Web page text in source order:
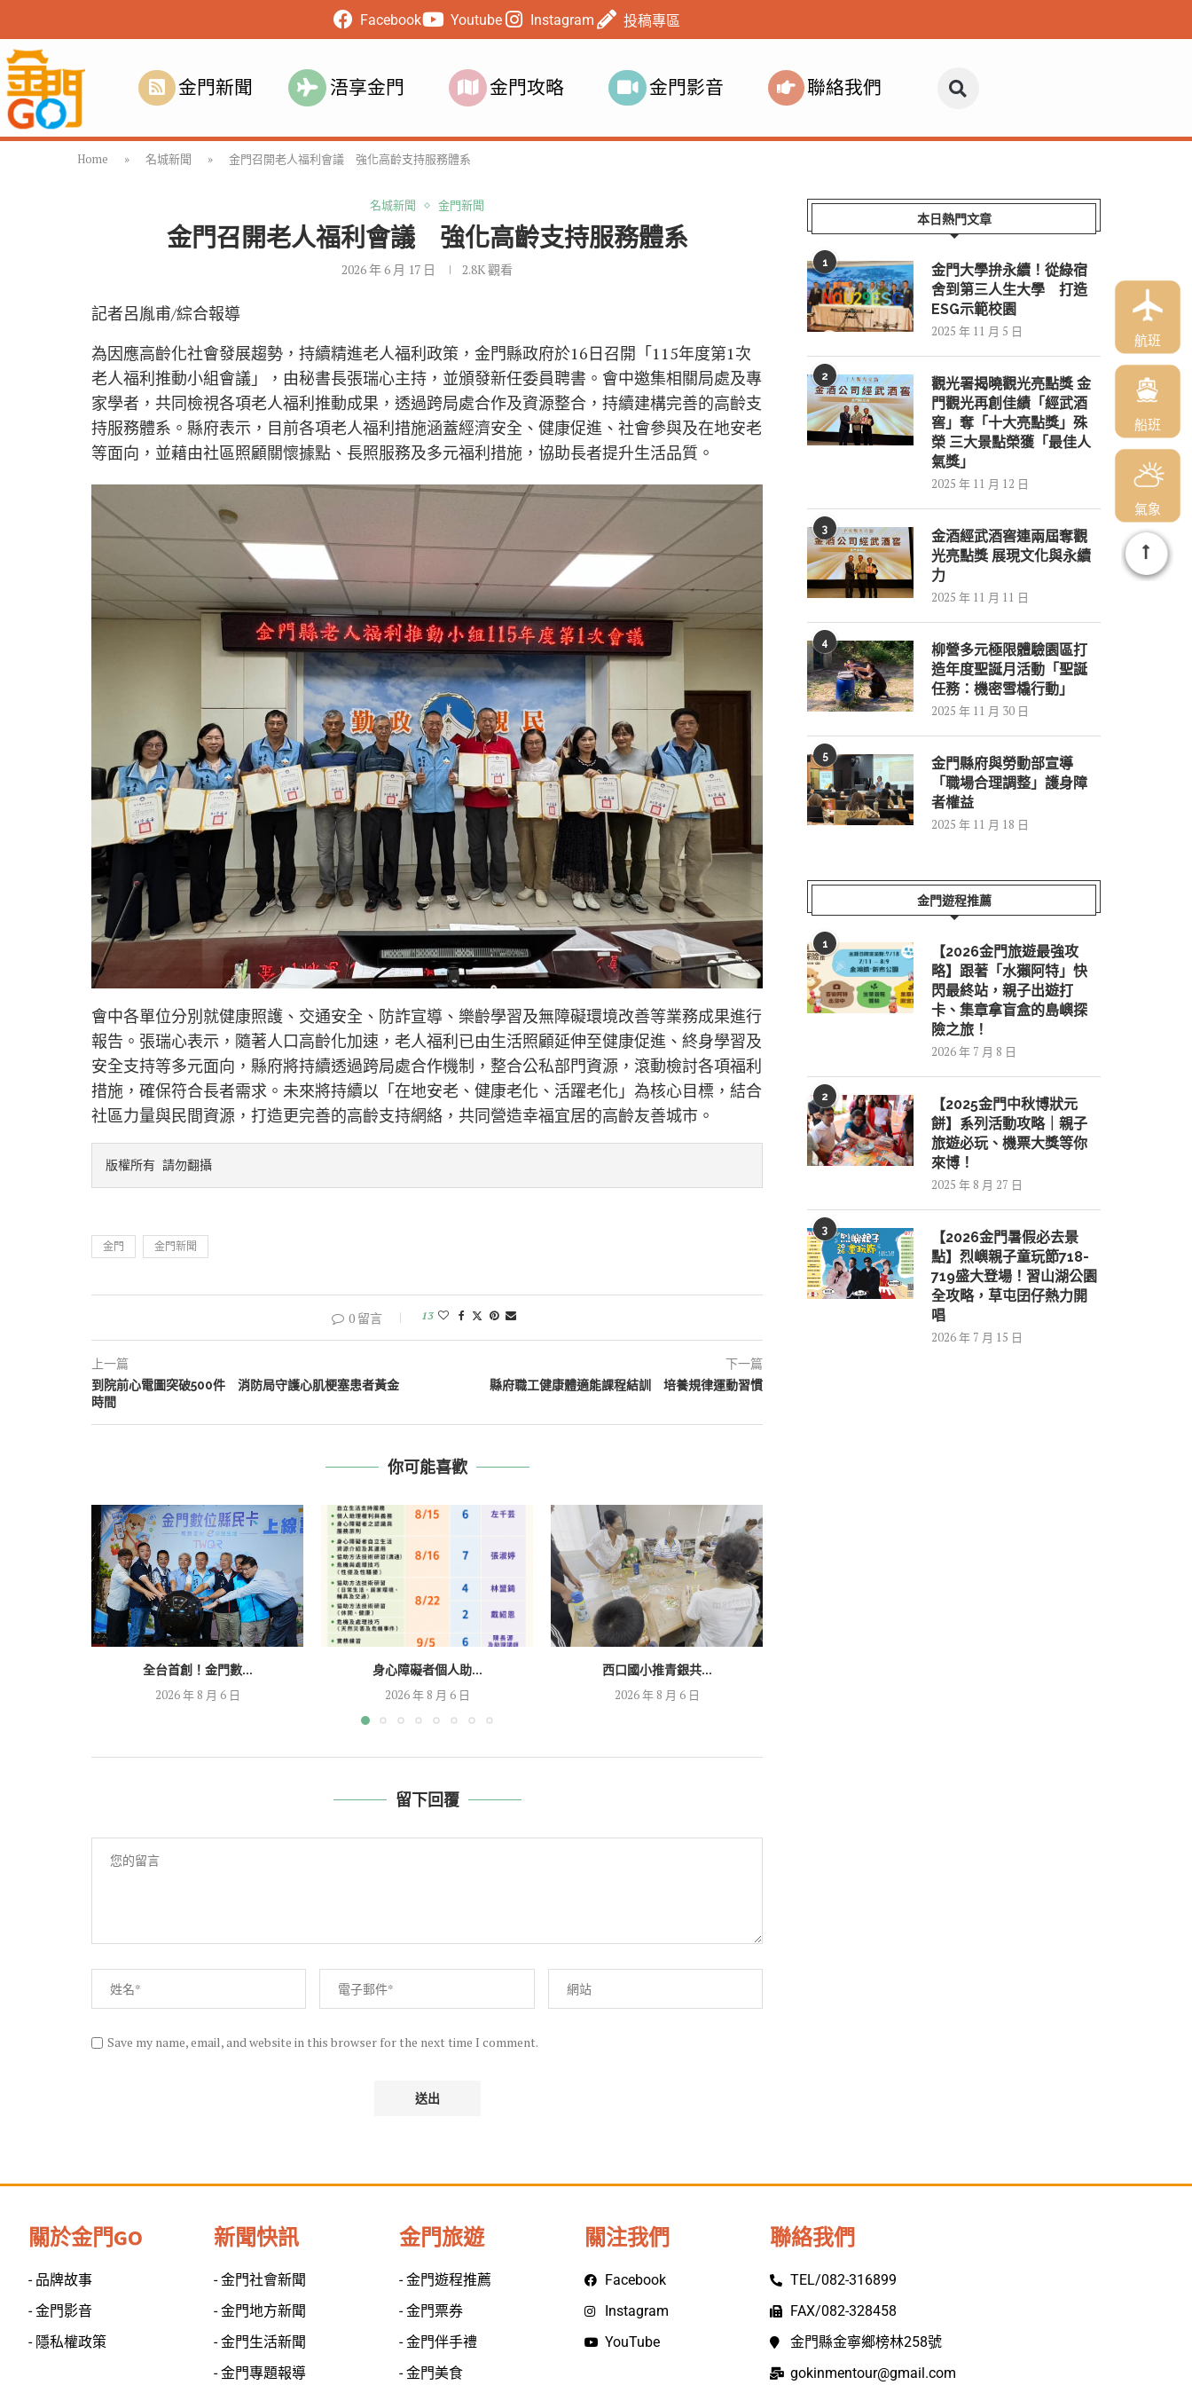
Facebook Youtube Instagram 投稿專區
金門新聞 浯享金門 金門攻略 金門影音 聯絡我們
Home » 名城新聞 » 金門召開老人福利會議 強化高齡支持服務體系
名城新聞 金門新聞
金門召開老人福利會議 強化高齡支持服務體系
2026 年 6 月 17 日 2.8K觀看
記者呂胤甫/綜合報導
為因應高齡化社會發展趨勢，持續精進老人福利政策，金門縣政府於16日召開「115年度第1次
老人福利推動小組會議」，由秘書長張瑞心主持，並頒發新任委員聘書。會中邀集相關局處及專
家學者，共同檢視各項老人福利推動成果，透過跨局處合作及資源整合，持續建構完善的高齡支
持服務體系。縣府表示，目前各項老人福利措施涵蓋經濟安全、健康促進、社會參與及在地安老
等面向，並藉由社區照顧關懷據點、長照服務及多元福利措施，協助長者提升生活品質。
會中各單位分別就健康照護、交通安全、防詐宣導、樂齡學習及無障礙環境改善等業務成果進行
報告。張瑞心表示，隨著人口高齡化加速，老人福利已由生活照顧延伸至健康促進、終身學習及
安全支持等多元面向，縣府將持續透過跨局處合作機制，整合公私部門資源，滾動檢討各項福利
措施，確保符合長者需求。未來將持續以「在地安老、健康老化、活躍老化」為核心目標，結合
社區力量與民間資源，打造更完善的高齡支持網絡，共同營造幸福宜居的高齡友善城市。
版權所有 請勿翻攝
金門 金門新聞
0 留言 13
上一篇
到院前心電圖突破500件 消防局守護心肌梗塞患者黃金
時間
下一篇
縣府職工健康體適能課程結訓 培養規律運動習慣
你可能喜歡
全台首創！金門數...
2026 年 8 月 6 日
身心障礙者個人助...
2026 年 8 月 6 日
西口國小推青銀共...
2026 年 8 月 6 日
留下回覆
Save my name, email, and website in this browser for the next time I comment.
本日熱門文章
1
金門大學拚永續！從綠宿
舍到第三人生大學 打造
ESG示範校園
2025 年 11 月 5 日
2
觀光署揭曉觀光亮點獎 金
門觀光再創佳績「經武酒
窖」奪「十大亮點獎」殊
榮 三大景點榮獲「最佳人
氣獎」
2025 年 11 月 12 日
3
金酒經武酒窖連兩屆奪觀
光亮點獎 展現文化與永續
力
2025 年 11 月 11 日
4
柳營多元極限體驗園區打
造年度聖誕月活動「聖誕
任務：機密雪橇行動」
2025 年 11 月 30 日
5
金門縣府與勞動部宣導
「職場合理調整」護身障
者權益
2025 年 11 月 18 日
金門遊程推薦
1
【2026金門旅遊最強攻
略】跟著「水獺阿特」快
閃最終站，親子出遊打
卡、集章拿盲盒的島嶼探
險之旅！
2026 年 7 月 8 日
2
【2025金門中秋博狀元
餅】系列活動攻略｜親子
旅遊必玩、機票大獎等你
來博！
2025 年 8 月 27 日
3
【2026金門暑假必去景
點】烈嶼親子童玩節718-
719盛大登場！習山湖公園
全攻略，草屯囝仔熱力開
唱
2026 年 7 月 15 日
關於金門GO
- 品牌故事
- 金門影音
- 隱私權政策
新聞快訊
- 金門社會新聞
- 金門地方新聞
- 金門生活新聞
- 金門專題報導
金門旅遊
- 金門遊程推薦
- 金門票券
- 金門伴手禮
- 金門美食
關注我們
Facebook
Instagram
YouTube
聯絡我們
TEL/082-316899
FAX/082-328458
金門縣金寧鄉榜林258號
gokinmentour@gmail.com
航班
船班
氣象